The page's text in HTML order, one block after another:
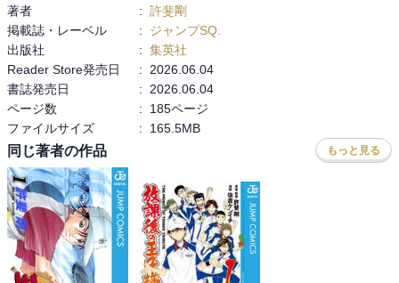
著者
: 許斐剛
掲載誌・レーベル
:
ジャンプSQ.
出版社
: 集英社
Reader Store発売日
:
2026.06.04
書誌発売日
:
2026.06.04
ページ数
:
185ページ
ファイルサイズ
: 165.5MB
同じ著者の作品 もっと見る